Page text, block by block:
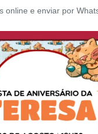
e enviar por